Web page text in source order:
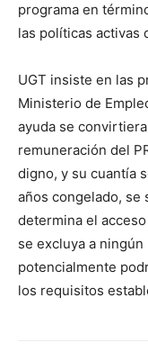
programa en
las políticas activas
UGT insiste en las
Ministerio de
ayuda se
remuneración del
digno, y su cuantía
años congelado, se
determina el
se excluya a
potencialmente
los requisitos